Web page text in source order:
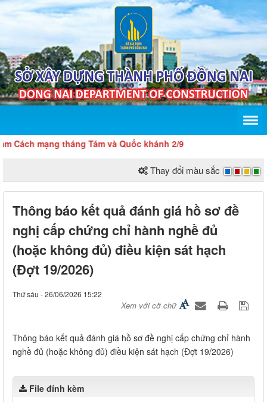
mạng tháng Tám và Quốc khánh 2/9
Thay đổi màu sắc
Thông báo kết quả đánh giá hồ sơ đề
nghị cấp chứng chỉ hành nghề đủ
(hoặc không đủ) điều kiện sát hạch
(Đợt 19/2026)
Thứ sáu - 26/06/2026 15:22
Xem với cỡ chữ
Thông báo kết quả đánh giá hồ sơ đề nghị cấp chứng chỉ hành
nghề đủ (hoặc không đủ) điều kiện sát hạch (Đợt 19/2026)
File đính kèm